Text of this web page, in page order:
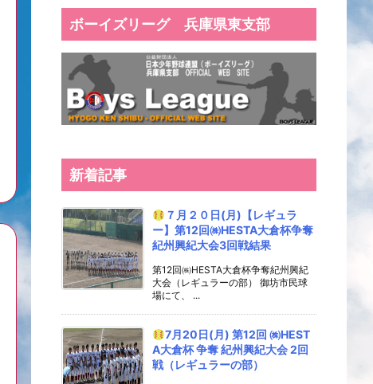
ボーイズリーグ 兵庫県東支部
新着記事
７月２０日(月)【レギュラ
ー】第12回㈱HESTA大倉杯争奪
紀州興紀大会3回戦結果
第12回㈱HESTA大倉杯争奪紀州興紀
大会（レギュラーの部） 御坊市民球
場にて、 ...
7月20日(月) 第12回 ㈱HEST
A大倉杯 争奪 紀州興紀大会 2回
戦（レギュラーの部）